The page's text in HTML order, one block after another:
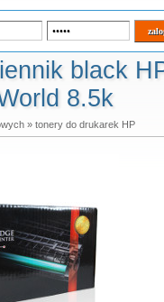
black
8.5k
» tonery do drukarek HP